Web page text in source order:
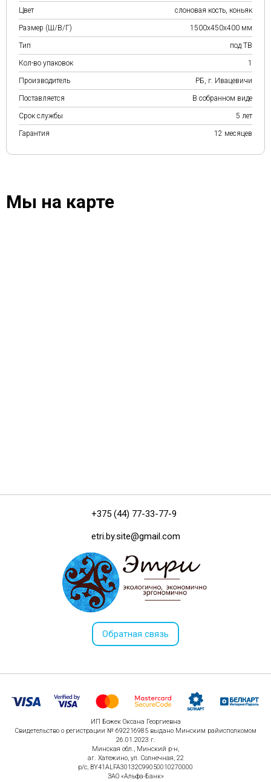
Цвет слоновая кость, коньяк
Размер (Ш/В/Г) 1500х450х400 мм
Тип под ТВ
Кол-во упаковок 1
Производитель РБ, г. Ивацевичи
Поставляется В собранном виде
Срок службы 5 лет
Гарантия 12 месяцев
Мы на карте
+375 (44) 77-33-77-9
etri.by.site@gmail.com
Обратная связь
ИП Божек Оксана Георгиевна
Свидетельство о регистрации № 692216985 выдано Минским райисполкомом
26.01.2023 г.
Минская обл., Минский р-н,
аг. Хатежино, ул. Солнечная, 22
р/с, BY41ALFA30132C99050010270000
ЗАО «Альфа-Банк»